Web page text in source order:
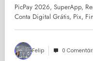
o App Roxo
Rendendo
PicPay 2026, SuperApp,
Conta Digital Grátis, Pix,
Felip 0